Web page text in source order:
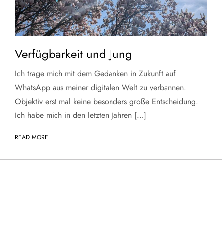
Verfügbarkeit und Jung
Ich trage mich mit dem Gedanken in Zukunft auf
WhatsApp aus meiner digitalen Welt zu verbannen.
Objektiv erst mal keine besonders große Entscheidung.
Ich habe mich in den letzten Jahren […]
READ MORE